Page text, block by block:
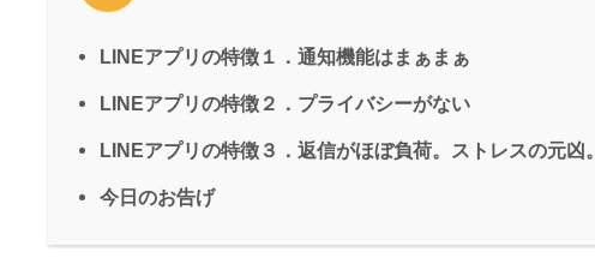
LINEアプリの特徴１．通知機能はまぁまぁ
LINEアプリの特徴２．プライバシーがない
LINEアプリの特徴３．返信がほぼ負荷。ストレスの元凶。
今日のお告げ